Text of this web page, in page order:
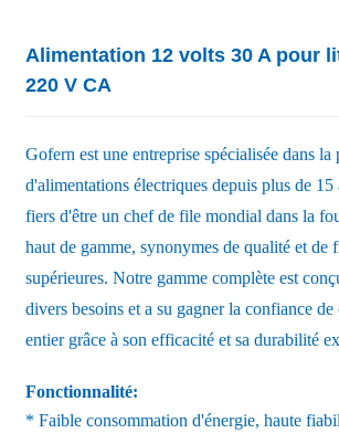
Alimentation 12 volts 30 A pour
220 V CA
Gofern est une entreprise spécialisée dans la
d'alimentations électriques depuis plus de 15
fiers d'être un chef de file mondial dans la
haut de gamme, synonymes de qualité et de
supérieures. Notre gamme complète est
divers besoins et a su gagner la confiance
entier grâce à son efficacité et sa durabilité
Fonctionnalité:
* Faible consommation d'énergie, haute